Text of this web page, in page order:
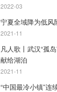
2022-03
宁夏全域降为低风
2021-11
凡人歌丨武汉“孤
献给湖泊
2021-11
“中国最冷小镇”连